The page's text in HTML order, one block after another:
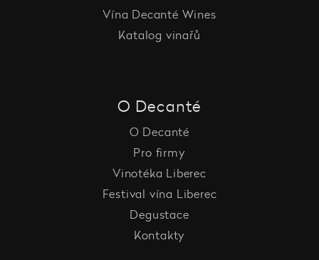
Vína Decanté Wines
Katalog vinařů
O Decanté
O Decanté
Pro firmy
Vinotéka Liberec
Festival vína Liberec
Degustace
Kontakty